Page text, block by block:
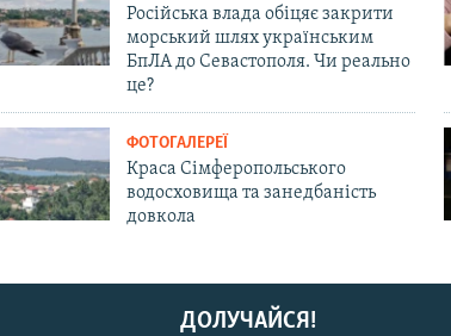
Російська влада обіцяє закрити
морський шлях українським
БпЛА до Севастополя. Чи реально
це?
ФОТОГАЛЕРЕЇ
Краса Сімферопольського
водосховища та занедбаність
довкола
ДОЛУЧАЙСЯ!